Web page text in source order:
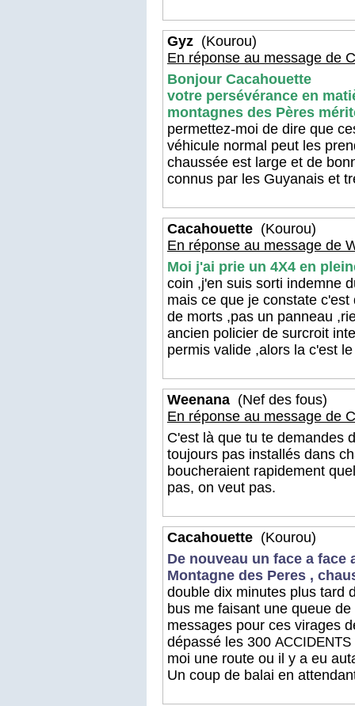
Gyz (Kourou)
En réponse au message de
Bonjour Cacahouette
votre persévérance en
montagnes des Pères
permettez-moi de dire que
véhicule normal peut les
chaussée est large et de
connus par les Guyanais et
Cacahouette (Kourou)
En réponse au message de
Moi j'ai prie un 4X4 en
coin ,j'en suis sorti indemne
mais ce que je constate
de morts ,pas un panneau
ancien policier de surcroit
permis valide ,alors la c'est
Weenana (Nef des fous)
En réponse au message de
C'est là que tu te demandes
toujours pas installés dans
boucheraient rapidement
pas, on veut pas.
Cacahouette (Kourou)
De nouveau un face a face
Montagne des Peres ,
double dix minutes plus tard
bus me faisant une queue
messages pour ces virages
dépassé les 300 ACCIDENTS
moi une route ou il y a eu
Un coup de balai en